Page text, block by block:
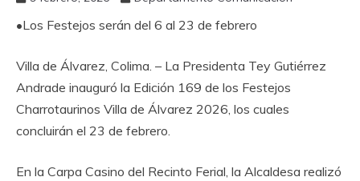
‎•Los Festejos serán del 6 al 23 de febrero
‎Villa de Álvarez, Colima. – La Presidenta Tey Gutiérrez
Andrade inauguró la Edición 169 de los Festejos
Charrotaurinos Villa de Álvarez 2026, los cuales
concluirán el 23 de febrero.
‎En la Carpa Casino del Recinto Ferial, la Alcaldesa realizó